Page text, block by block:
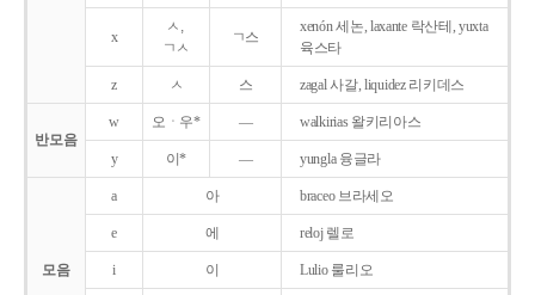
x
ㅅ,
ㄱㅅ
ㄱ스
xenón 세논, laxante 락산테, yuxta
육스타
z ㅅ 스 zagal 사갈, liquidez 리키데스
반모음
w 오ㆍ우* ― walkirias 왈키리아스
y 이* ― yungla 융글라
모음
a 아 braceo 브라세오
e 에 reloj 렐로
i 이 Lulio 룰리오